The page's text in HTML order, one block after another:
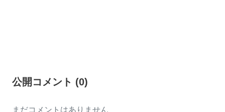
公開コメント (0)
まだコメントはありません